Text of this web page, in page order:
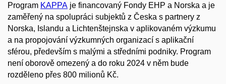
Program KAPPA je financovaný Fondy EHP a Norska a je
zaměřený na spolupráci subjektů z Česka s partnery z
Norska, Islandu a Lichtenštejnska v aplikovaném výzkumu
a na propojování výzkumných organizací s aplikační
sférou, především s malými a středními podniky. Program
není oborově omezený a do roku 2024 v něm bude
rozděleno přes 800 milionů Kč.